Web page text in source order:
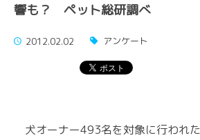
響も？ ペット総研調べ
2012.02.02 アンケート
犬オーナー493名を対象に行われた